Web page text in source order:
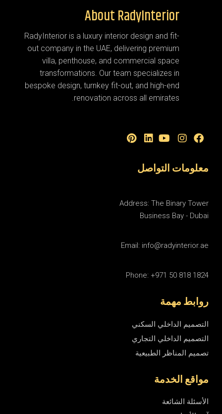
About RadyInterior
RadyInterior is a luxury interior design and fit-
out company in the UAE, delivering premium
villa, penthouse, and commercial space
transformations. Our team specializes in
bespoke design, turnkey fit-out, and high-end
renovation across all emirates.
معلومات التواصل
Address: The Binary Tower
Business Bay - Dubai
Email: info@radyinterior.ae
Phone: +971 50 818 1824
روابط مهمة
التصميم الداخلي السكني
التصميم الداخلي التجاري
تصميم المناظر الطبيعية
مواقع الخدمة
الأسئلة الشائعة